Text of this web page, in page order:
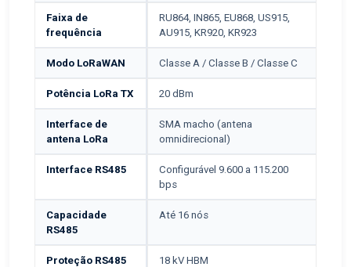
Faixa de
frequência
RU864, IN865, EU868, US915,
AU915, KR920, KR923
Modo LoRaWAN Classe A / Classe B / Classe C
Potência LoRa TX 20 dBm
Interface de
antena LoRa
SMA macho (antena
omnidirecional)
Interface RS485
Configurável 9.600 a 115.200
bps
Capacidade
RS485
Até 16 nós
Proteção RS485 18 kV HBM